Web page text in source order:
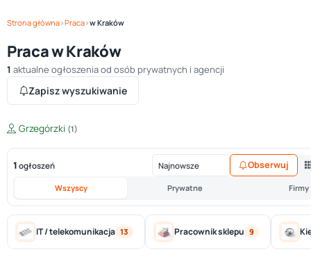
Strona główna›Praca›w Kraków
Praca w Kraków
1 aktualne ogłoszenia od osób prywatnych i agencji
Zapisz wyszukiwanie
Grzegórzki (1)
1 ogłoszeń
Wszyscy Prywatne Firmy
Obserwuj
IT / telekomunikacja 13 Pracownik sklepu 9